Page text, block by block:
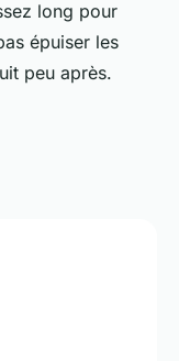
long pour
épuiser les
peu après.